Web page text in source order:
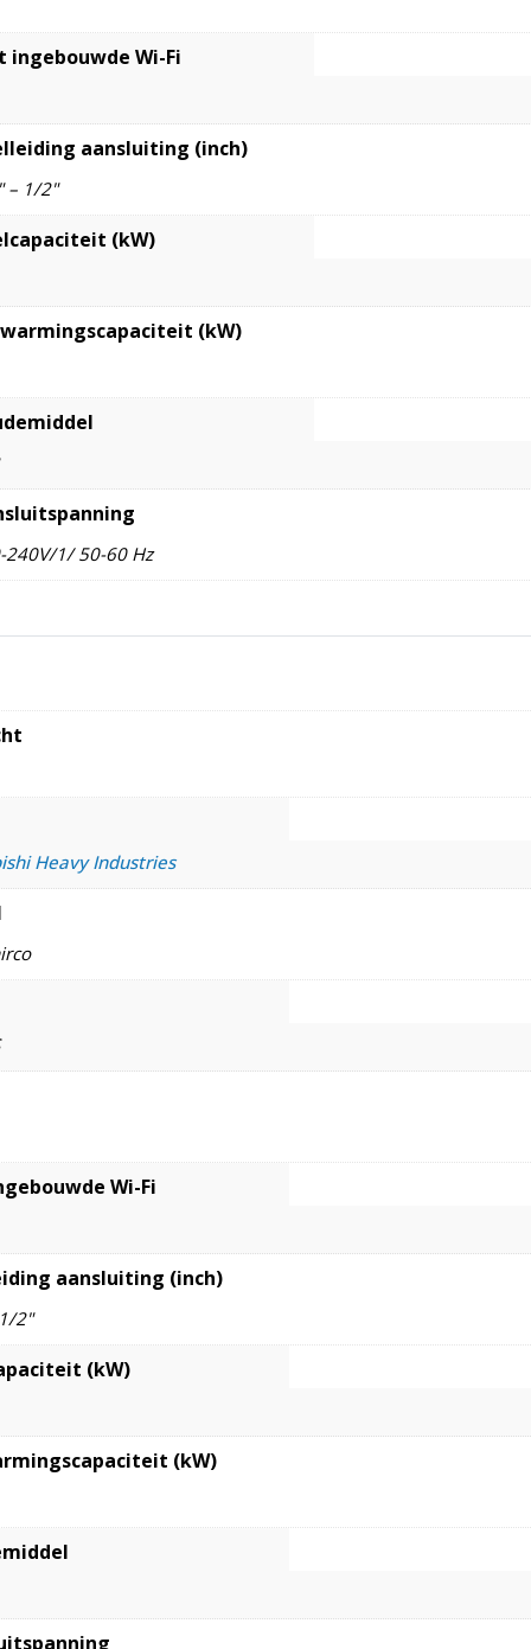
ingebouwde Wi-Fi
aansluiting (inch)
– 1/2"
(kW)
(kW)
240V/1/ 50-60 Hz
Heavy Industries
Wi-Fi
aansluiting (inch)
2"
(kW)
(kW)